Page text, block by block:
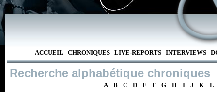
ACCUEIL CHRONIQUES LIVE-REPORTS INTERVIEWS
Recherche alphabétique chroniques
A B C D E F G H I J K L